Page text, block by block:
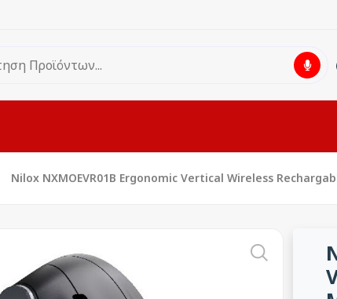
Nilox NXMOEVR01B Ergonomic Vertical Wireless